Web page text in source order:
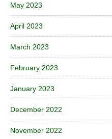
May 2023
April 2023
March 2023
February 2023
January 2023
December 2022
November 2022